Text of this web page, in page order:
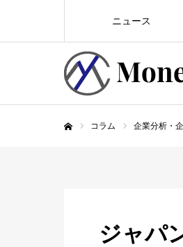
ニュース
コラム 企業分析・
ジャパ